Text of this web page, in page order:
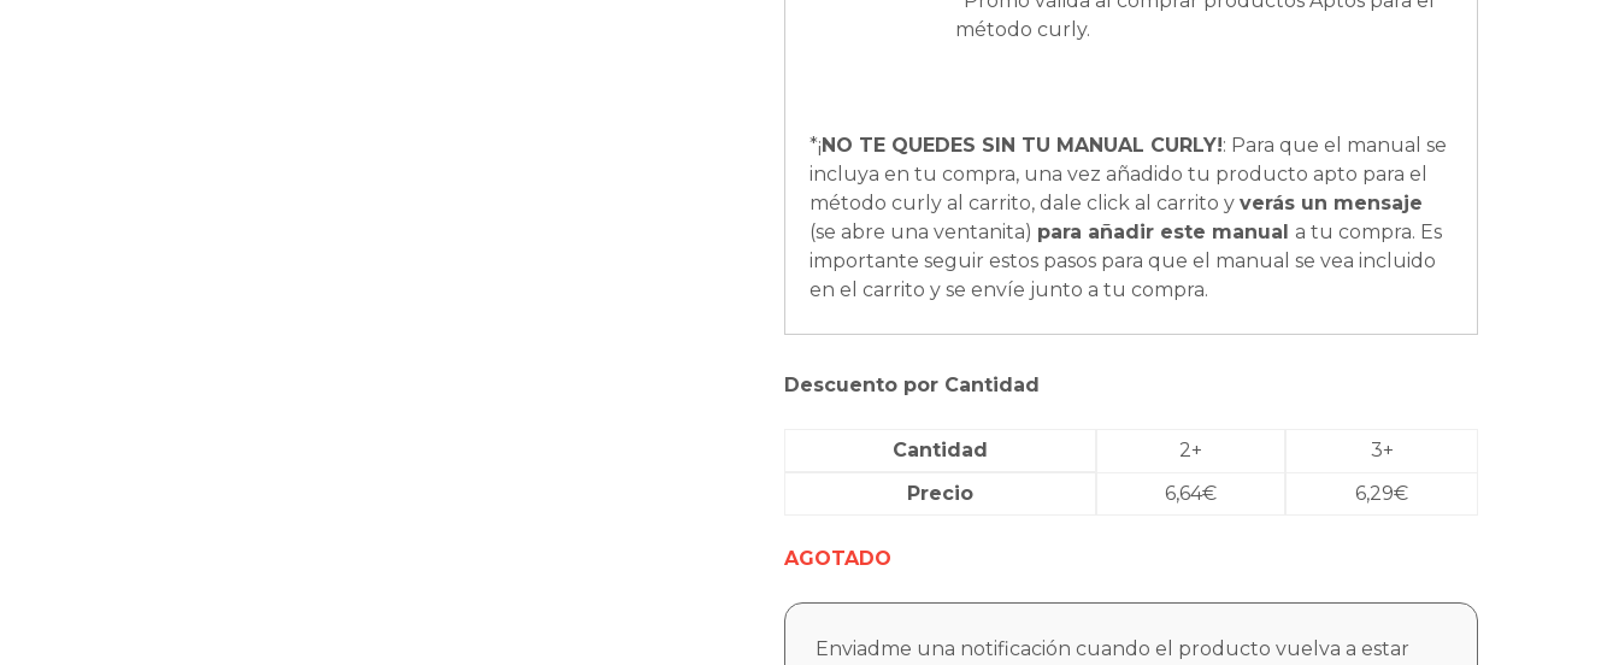
método curly.
*¡ NO TE QUEDES SIN TU MANUAL CURLY!: Para que el manual se
incluya en tu compra, una vez añadido tu producto apto para el
método curly al carrito, dale click al carrito y verás un mensaje
(se abre una ventanita) para añadir este manual a tu compra. Es
importante seguir estos pasos para que el manual se vea incluido
en el carrito y se envíe junto a tu compra.
Descuento por Cantidad
Cantidad 2+
3+
Precio
6,64€ 6,29€
AGOTADO
Enviadme una notificación cuando el producto vuelva a estar